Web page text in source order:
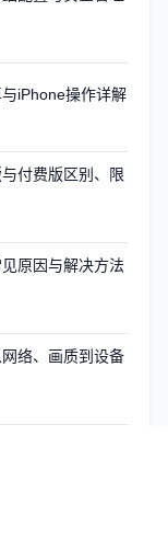
iPhone操作详解
付费版区别、限
原因与解决方法
络、画质到设备